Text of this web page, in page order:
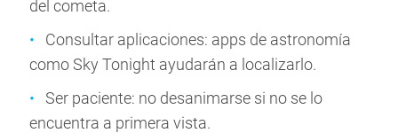
del cometa.
Consultar aplicaciones: apps de astronomía
como Sky Tonight ayudarán a localizarlo.
Ser paciente: no desanimarse si no se lo
encuentra a primera vista.